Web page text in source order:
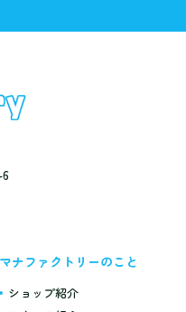
マナファクトリーのこと
ショップ紹介